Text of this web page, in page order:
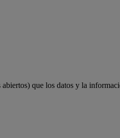
que los datos y la